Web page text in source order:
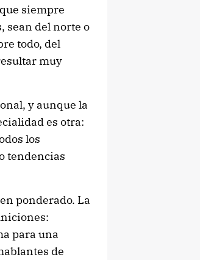
siempre
sean del norte o
todo, del
muy
y aunque la
es otra:
los
tendencias
ponderado. La
para una
de